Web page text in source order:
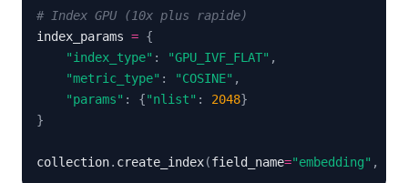
# Index GPU (10x plus rapide)
index_params = {
"index_type" : "GPU_IVF_FLAT" ,
"metric_type" : "COSINE" ,
"params" : {"nlist" : 2048}
}
collection. create_index(field_name="embedding" ,